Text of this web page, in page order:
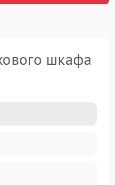
шкафа